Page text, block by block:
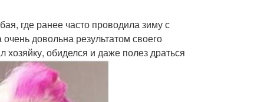
где ранее часто проводила зиму с
довольна результатом своего
обиделся и даже полез драться